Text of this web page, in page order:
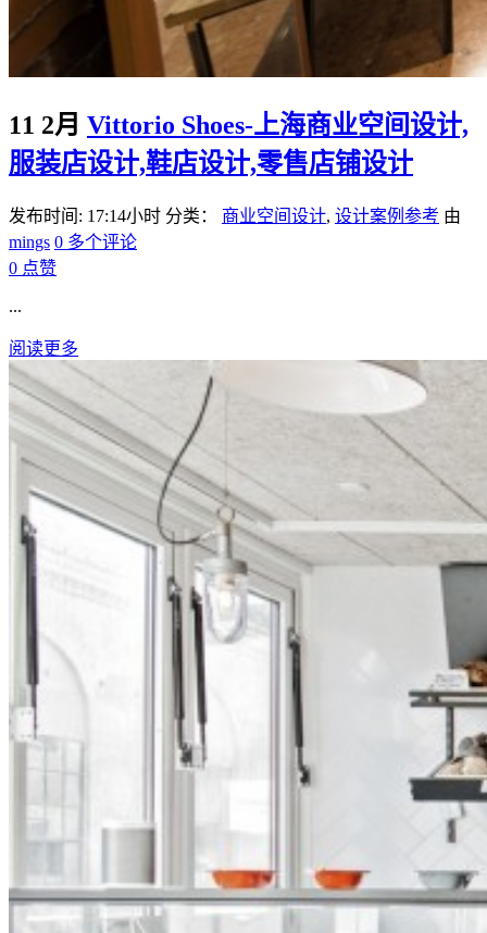
11 2月 Vittorio Shoes-上海商业空间设计,
服装店设计,鞋店设计,零售店铺设计
发布时间: 17:14小时 分类： 商业空间设计, 设计案例参考 由
mings 0 多个评论
0 点赞
...
阅读更多